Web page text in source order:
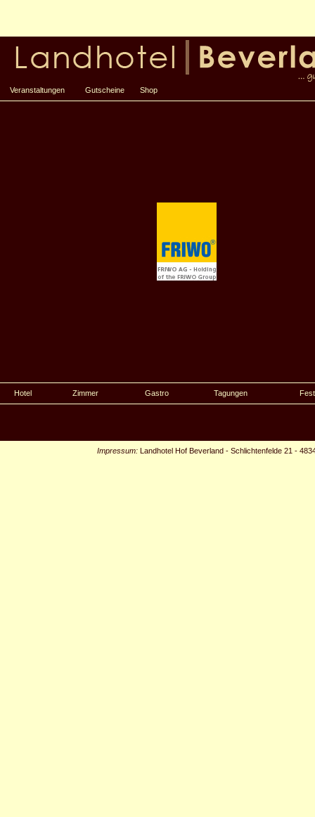
Veranstaltungen Gutscheine Shop
Hotel Zimmer Gastro Tagungen
Impressum:Landhotel Hof Beverland- Schlichtenfelde 21 -